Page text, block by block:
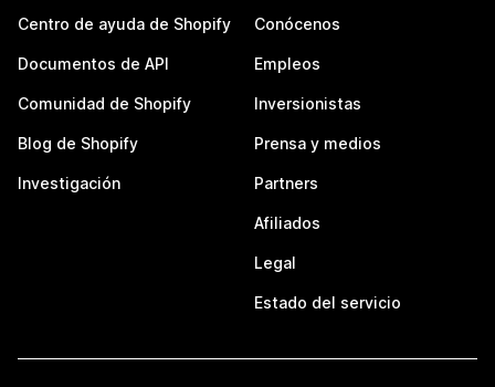
Centro de ayuda de Shopify
Documentos de API
Comunidad de Shopify
Blog de Shopify
Investigación
Conócenos
Empleos
Inversionistas
Prensa y medios
Partners
Afiliados
Legal
Estado del servicio